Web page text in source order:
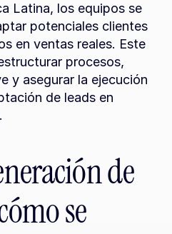
Latina, los equipos se
potenciales clientes
en ventas reales. Este
procesos,
y asegurar la ejecución
de leads en
de
se